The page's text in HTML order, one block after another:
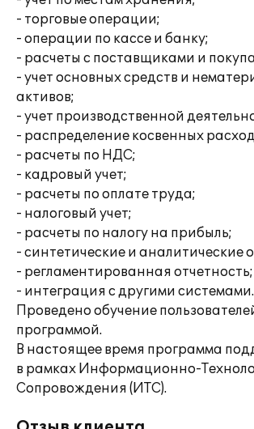
- торговые операции;
- операции по кассе и банку;
- расчеты с поставщиками и
- учет основных средств и
активов;
- учет производственной
- распределение косвенных
- расчеты по НДС;
- кадровый учет;
- расчеты по оплате труда;
- налоговый учет;
- расчеты по налогу на прибыль;
- синтетические и аналитические
- регламентированная отчетность;
- интеграция с другими системами.
Проведено обучение
программой.
В настоящее время программа
в рамках Информационно-
Сопровождения (ИТС).